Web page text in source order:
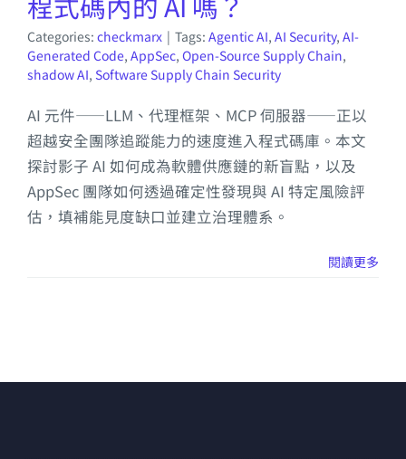
Categories: checkmarx | Tags: Agentic AI, AI Security, AI-
Generated Code, AppSec, Open-Source Supply Chain,
shadow AI, Software Supply Chain Security
AI 元件——LLM、代理框架、MCP 伺服器——正以
超越安全團隊追蹤能力的速度進入程式碼庫。本文
探討影子 AI 如何成為軟體供應鏈的新盲點，以及
AppSec 團隊如何透過確定性發現與 AI 特定風險評
估，填補能見度缺口並建立治理體系。
閱讀更多